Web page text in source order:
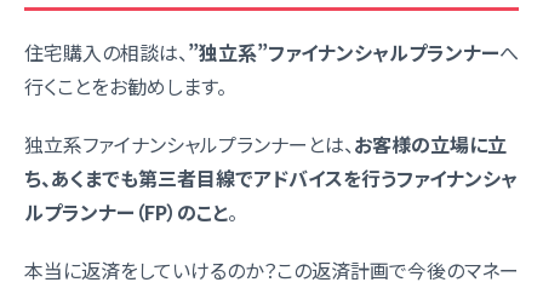
住宅購入の相談は、”独立系”ファイナンシャルプランナーへ
行くことをお勧めします。
独立系ファイナンシャルプランナーとは、お客様の立場に立
ち、あくまでも第三者目線でアドバイスを行うファイナンシャ
ルプランナー（FP）のこと。
本当に返済をしていけるのか？この返済計画で今後のマネー